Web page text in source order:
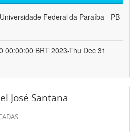
Universidade Federal da Paraíba - PB
00:00:00 BRT 2023-Thu Dec 31
José Santana